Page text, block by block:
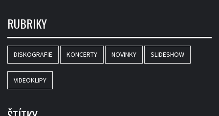
RUBRIKY
DISKOGRAFIE KONCERTY NOVINKY SLIDESHOW
VIDEOKLIPY